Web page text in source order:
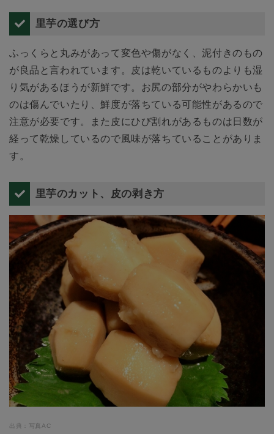
里芋の選び方
ふっくらと丸みがあって変色や傷がなく、泥付きのもの
が良品と言われています。皮は乾いているものよりも湿
り気があるほうが新鮮です。お尻の部分がやわらかいも
のは傷んでいたり、鮮度が落ちている可能性があるので
注意が必要です。また皮にひび割れがあるものは日数が
経って乾燥しているので風味が落ちていることがありま
す。
里芋のカット、皮の剥き方
出典：写真AC